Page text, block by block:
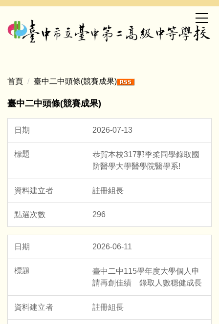
跳
主
區
首頁 臺中二中頭條(競賽成果)
臺中二中頭條(競賽成果)
2026-07-13
恭賀本校317郭季柔同學錄取國
防醫學大學醫學院醫學系!
註冊組長
296
2026-06-11
臺中二中115學年度大學個人申
請再創佳績 錄取人數穩健成長
註冊組長